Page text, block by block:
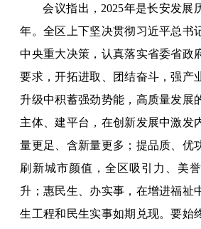
会议指出，2025年是长安发展
年。全区上下坚决贯彻习近平总书
中央重大决策，认真落实省委省政
要求，开拓进取、团结奋斗，强产
升级中积蓄强劲势能，高质量发展
主体、建平台，在创新发展中激发
量更足、含新量更多；提品质、优
刷新城市颜值，全区吸引力、美
升；惠民生、办实事，在增进福祉
生工程和民生实事如期兑现。要始